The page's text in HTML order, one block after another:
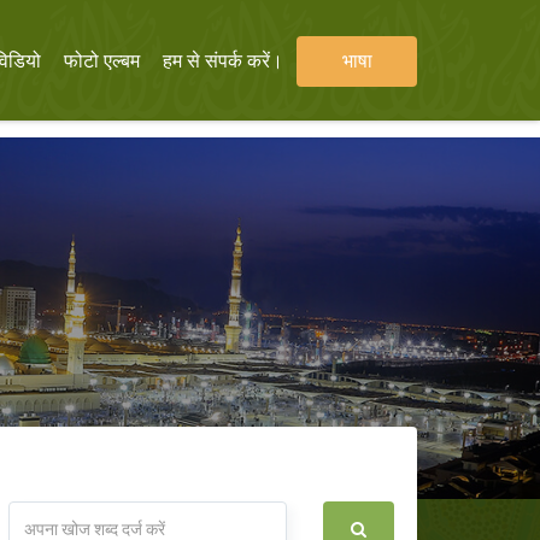
फोटो एल्बम हम से संपर्क करें। भाषा